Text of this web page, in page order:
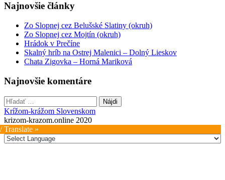
Najnovšie články
Zo Slopnej cez Belušské Slatiny (okruh)
Zo Slopnej cez Mojtín (okruh)
Hrádok v Prečíne
Skalný hríb na Ostrej Malenici – Dolný Lieskov
Chata Zigovka – Horná Mariková
Najnovšie komentáre
Hľadať:
Krížom-krážom Slovenskom
krizom-krazom.online 2020
Translate »